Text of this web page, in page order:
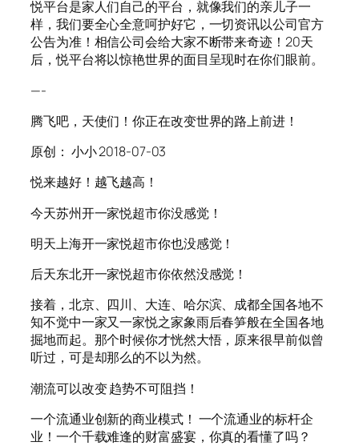
悦平台是家人们自己的平台，就像我们的亲儿子一
样，我们要全心全意呵护好它，一切资讯以公司官方
公告为准！相信公司会给大家不断带来奇迹！20天
后，悦平台将以惊艳世界的面目呈现时在你们眼前。
—-
腾飞吧，天使们！你正在改变世界的路上前进！
原创： 小小 2018-07-03
悦来越好！越飞越高！
今天苏州开一家悦超市你没感觉！
明天上海开一家悦超市你也没感觉！
后天东北开一家悦超市你依然没感觉！
接着，北京、四川、大连、哈尔滨、成都全国各地不
知不觉中一家又一家悦之家象雨后春笋般在全国各地
掘地而起。那个时候你才恍然大悟，原来很早前似曾
听过，可是却那么的不以为然。
潮流可以改变 趋势不可阻挡！
一个流通业创新的商业模式！ 一个流通业的标杆企
业！一个千载难逢的财富盛宴，你真的看懂了吗？